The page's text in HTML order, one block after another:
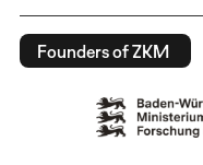
Founders of ZKM